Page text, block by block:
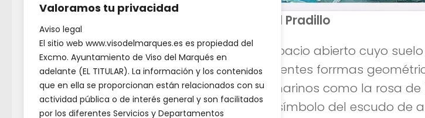
Valoramos tu privacidad
Aviso legal
El sitio web www.visodelmarques.es es propiedad del
Excmo. Ayuntamiento de Viso del Marqués en
adelante (EL TITULAR). La información y los contenidos
que en ella se proporcionan están relacionados con su
actividad pública o de interés general y son facilitados
por los diferentes Servicios y Departamentos
Plaza del Pradillo
Es un espacio abierto cuyo
con diferentes forrmas
temas marinos como la rosa
ajedrez, símbolo del escudo de
🎾 𝗘𝗹 𝗔𝘆𝘂𝗻𝘁𝗮𝗺𝗶𝗲𝗻𝘁𝗼 𝗱𝗲 𝗩𝗶𝘀𝗼
𝗱𝗲𝗹 𝗠𝗮𝗿𝗾𝘂𝗲́𝘀 𝗶𝗻𝗮𝘂𝗴𝘂𝗿𝗮 𝗹𝗮 𝗻𝘂𝗲𝘃𝗮
𝗽𝗶𝘀𝘁𝗮 𝗱𝗲 𝗽𝗮́𝗱𝗲𝗹 𝗰𝘂𝗯𝗶𝗲𝗿𝘁𝗮 👟🏓